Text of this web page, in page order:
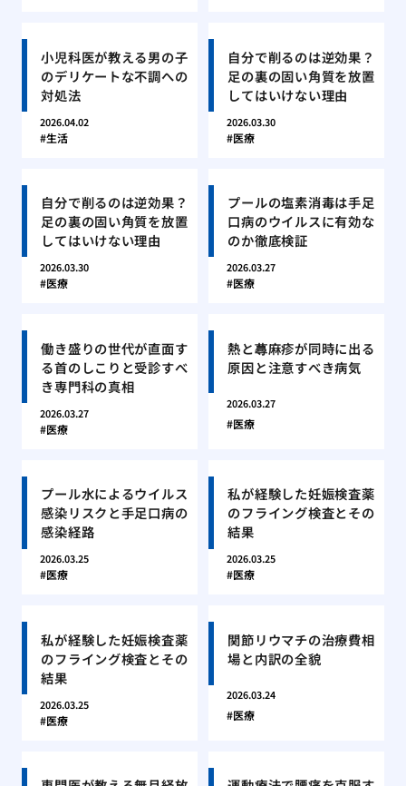
小児科医が教える男の子
のデリケートな不調への
対処法
2026.04.02
生活
自分で削るのは逆効果？
足の裏の固い角質を放置
してはいけない理由
2026.03.30
医療
自分で削るのは逆効果？
足の裏の固い角質を放置
してはいけない理由
2026.03.30
医療
プールの塩素消毒は手足
口病のウイルスに有効な
のか徹底検証
2026.03.27
医療
働き盛りの世代が直面す
る首のしこりと受診すべ
き専門科の真相
2026.03.27
医療
熱と蕁麻疹が同時に出る
原因と注意すべき病気
2026.03.27
医療
プール水によるウイルス
感染リスクと手足口病の
感染経路
2026.03.25
医療
私が経験した妊娠検査薬
のフライング検査とその
結果
2026.03.25
医療
私が経験した妊娠検査薬
のフライング検査とその
結果
2026.03.25
医療
関節リウマチの治療費相
場と内訳の全貌
2026.03.24
医療